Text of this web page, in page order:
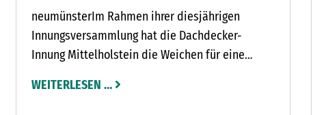
neumünsterIm Rahmen ihrer diesjährigen
Innungsversammlung hat die Dachdecker-
Innung Mittelholstein die Weichen für eine
bestätigten den bisherigen Obermeister
WEITERLESEN …